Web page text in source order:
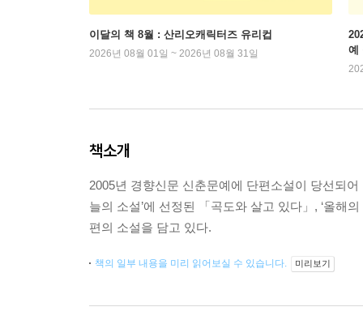
이달의 책 8월 : 산리오캐릭터즈 유리컵
2026년 08월 01일 ~ 2026년 08월 31일
예
책소개
2005년 경향신문 신춘문예에 단편소설이 당선되
늘의 소설’에 선정된 「곡도와 살고 있다」, ‘올해
편의 소설을 담고 있다.
책의 일부 내용을 미리 읽어보실 수 있습니다. 미리보기